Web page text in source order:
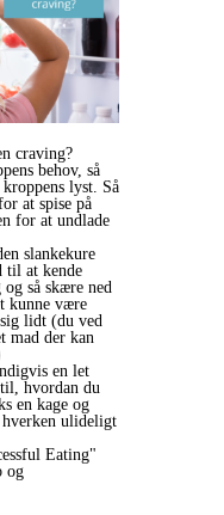
craving?
behov, så
lyst. Så
at spise på
for at undlade
slankekure
til at kende
så skære ned
kunne være
lidt (du ved
mad der kan
en let
hvordan du
en kage og
hverken ulideligt
Eating"
og